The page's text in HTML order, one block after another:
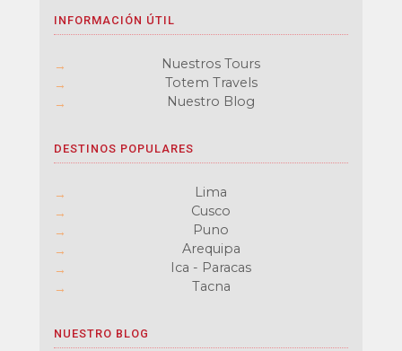
INFORMACIÓN ÚTIL
Nuestros Tours
Totem Travels
Nuestro Blog
DESTINOS POPULARES
Lima
Cusco
Puno
Arequipa
Ica - Paracas
Tacna
NUESTRO BLOG